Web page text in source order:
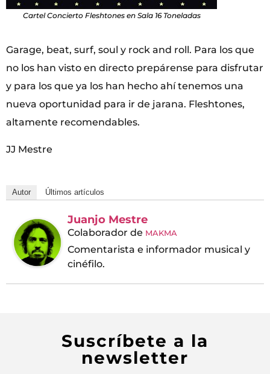
Cartel Concierto Fleshtones en Sala 16 Toneladas
Garage, beat, surf, soul y rock and roll. Para los que
no los han visto en directo prepárense para disfrutar
y para los que ya los han hecho ahí tenemos una
nueva oportunidad para ir de jarana. Fleshtones,
altamente recomendables.
JJ Mestre
Autor Últimos artículos
Juanjo Mestre
Colaborador de MAKMA
Comentarista e informador musical y
cinéfilo.
Suscríbete a la
newsletter